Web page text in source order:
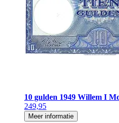
10 gulden 1949 Willem I
249,95
Meer informatie